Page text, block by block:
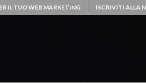
IL TUO WEB MARKETING ISCRIVITI ALLA